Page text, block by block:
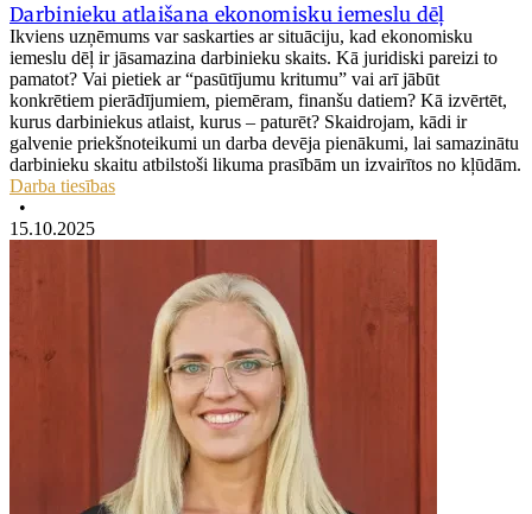
Darbinieku atlaišana ekonomisku iemeslu dēļ
Ikviens uzņēmums var saskarties ar situāciju, kad ekonomisku
iemeslu dēļ ir jāsamazina darbinieku skaits. Kā juridiski pareizi to
pamatot? Vai pietiek ar “pasūtījumu kritumu” vai arī jābūt
konkrētiem pierādījumiem, piemēram, finanšu datiem? Kā izvērtēt,
kurus darbiniekus atlaist, kurus – paturēt? Skaidrojam, kādi ir
galvenie priekšnoteikumi un darba devēja pienākumi, lai samazinātu
darbinieku skaitu atbilstoši likuma prasībām un izvairītos no kļūdām.
Darba tiesības
•
15.10.2025